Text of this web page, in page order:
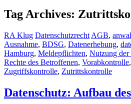
Tag Archives:
RA Klug Datenschutzrecht AGB,
Ausnahme, BDSG, Datenerhebung,
Hamburg, Meldepflichten, Nutzung der
Rechte des Betroffenen, Vorabkontrolle,
Zugriffskontrolle, Zutrittskontrolle
Datenschutz: Aufbau